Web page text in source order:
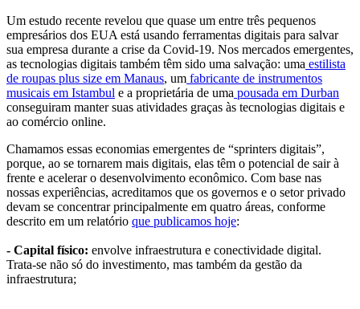
Um estudo recente revelou que quase um entre três pequenos
empresários dos EUA está usando ferramentas digitais para salvar
sua empresa durante a crise da Covid-19. Nos mercados emergentes,
as tecnologias digitais também têm sido uma salvação: uma estilista
de roupas plus size em Manaus, um fabricante de instrumentos
musicais em Istambul e a proprietária de uma pousada em Durban
conseguiram manter suas atividades graças às tecnologias digitais e
ao comércio online.
Chamamos essas economias emergentes de “sprinters digitais”,
porque, ao se tornarem mais digitais, elas têm o potencial de sair à
frente e acelerar o desenvolvimento econômico. Com base nas
nossas experiências, acreditamos que os governos e o setor privado
devam se concentrar principalmente em quatro áreas, conforme
descrito em um relatório que publicamos hoje:
- Capital físico: envolve infraestrutura e conectividade digital.
Trata-se não só do investimento, mas também da gestão da
infraestrutura;